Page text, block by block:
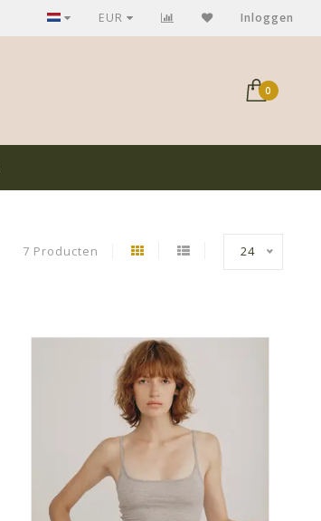
GRATIS verzending bij aankoop > €75,-
EUR Inloggen
0
7 Producten 24